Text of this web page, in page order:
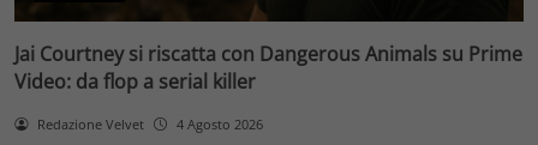
Jai Courtney si riscatta con Dangerous Animals su Prime
Video: da flop a serial killer
Redazione Velvet 4 Agosto 2026